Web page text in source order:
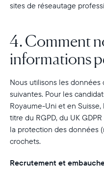
sites de réseautage
4. Comment
informations
Nous utilisons les données
suivantes. Pour les
Royaume-Uni et en
titre du RGPD, du UK
la protection des données
crochets.
Recrutement et